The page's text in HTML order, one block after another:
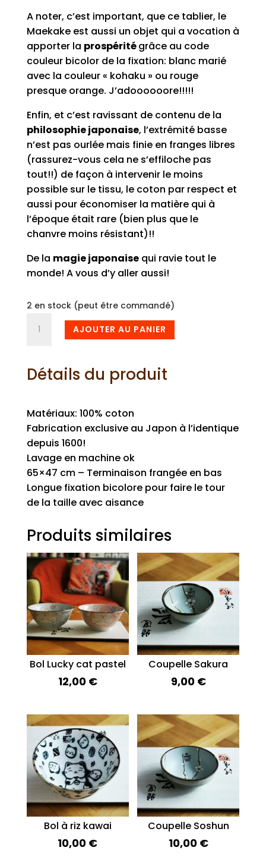
A noter, c’est important, que ce tablier, le
Maekake est aussi un objet qui a vocation à
apporter la prospéritégrâce au code
couleur bicolor de la fixation: blanc marié
avec la couleur « kohaku » ou rouge
presque orange. J’adoooooore!!!!!
Enfin, et c’est ravissant de contenu de la
philosophie japonaise, l’extrémité basse
n’est pas ourlée mais finie en franges libres
(rassurez-vous cela ne s’effiloche pas
tout!!) de façon à intervenir le moins
possible sur le tissu, le coton par respect et
aussi pour économiser la matière qui à
l’époque était rare (bien plus que le
chanvre moins résistant)!!
De la magie japonaisequi ravie tout le
monde! A vous d’y aller aussi!
2 en stock (peut être commandé)
quantité
Daruma
AJOUTER AU PANIER
Détails du produit
Matériaux: 100% coton
Fabrication exclusive au Japon à l’identique
depuis 1600!
Lavage en machine ok
65×47 cm – Terminaison frangée en bas
Longue fixation bicolore pour faire le tour
de la taille avec aisance
Produits similaires
Bol Lucky cat pastel
12,00 €
Coupelle Sakura
9,00 €
Bol à riz kawai
10,00 €
Coupelle Soshun
10,00 €